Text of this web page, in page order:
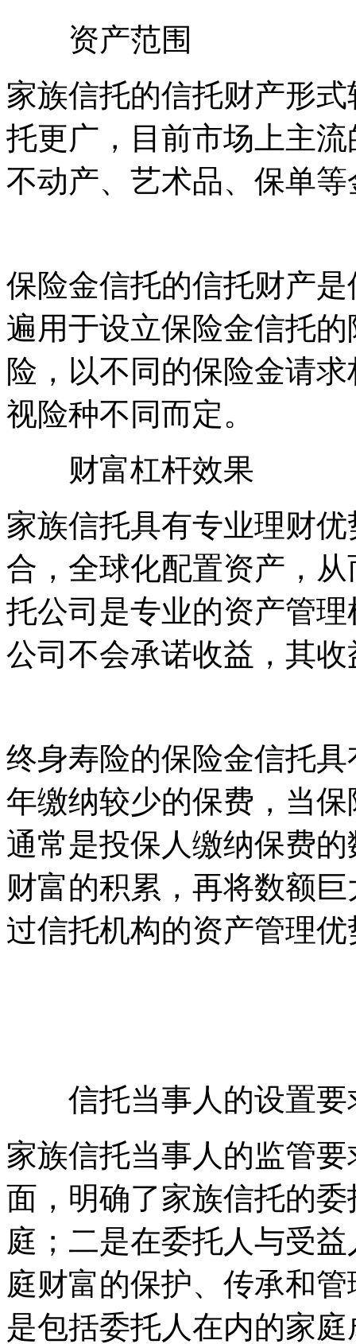
资产范围
家族信托的信托财产形
托更广，目前市场上主
不动产、艺术品、保单
保险金信托的信托财产
遍用于设立保险金信托
险，以不同的保险金请
视险种不同而定。
财富杠杆效果
家族信托具有专业理财
合，全球化配置资产，
托公司是专业的资产管
公司不会承诺收益，其
终身寿险的保险金信托
年缴纳较少的保费，当
通常是投保人缴纳保费
财富的积累，再将数额
过信托机构的资产管理
信托当事人的设
家族信托当事人的监管
面，明确了家族信托的
庭；二是在委托人与受
庭财富的保护、传承和
是包括委托人在内的家